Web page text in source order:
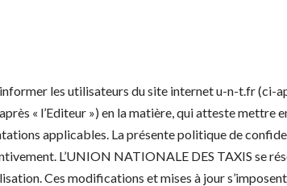
les utilisateurs du site internet u-n-t.fr (ci-
« l’Editeur ») en la matière, qui atteste mettre
applicables. La présente politique de
L’UNION NATIONALE DES TAXIS se
Ces modifications et mises à jour